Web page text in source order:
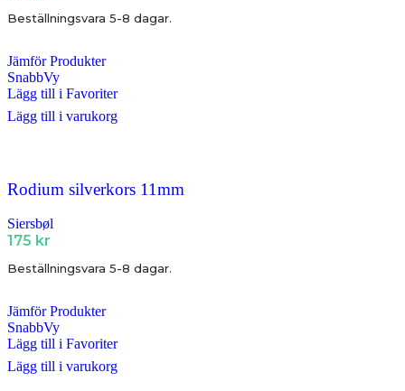
Beställningsvara 5-8 dagar.
Jämför Produkter
SnabbVy
Lägg till i Favoriter
Lägg till i varukorg
Rodium silverkors 11mm
Siersbøl
175 kr
Beställningsvara 5-8 dagar.
Jämför Produkter
SnabbVy
Lägg till i Favoriter
Lägg till i varukorg